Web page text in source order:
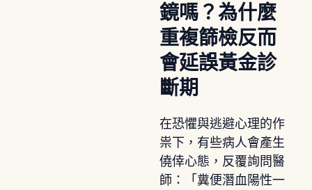
鏡嗎？為什麼
重複篩檢反而
會延誤黃金診
斷期
在恐懼與逃避心理的作
祟下，有些病人會產生
僥倖心態，反覆詢問醫
師：「糞便潛血陽性一